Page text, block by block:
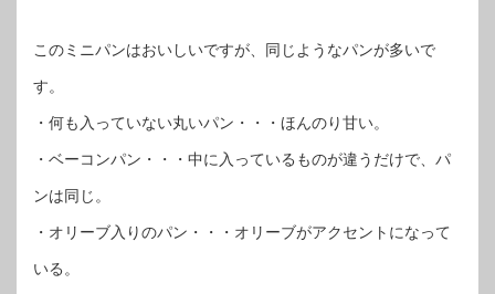
このミニパンはおいしいですが、同じようなパンが多いで
す。
・何も入っていない丸いパン・・・ほんのり甘い。
・ベーコンパン・・・中に入っているものが違うだけで、パ
ンは同じ。
・オリーブ入りのパン・・・オリーブがアクセントになって
いる。